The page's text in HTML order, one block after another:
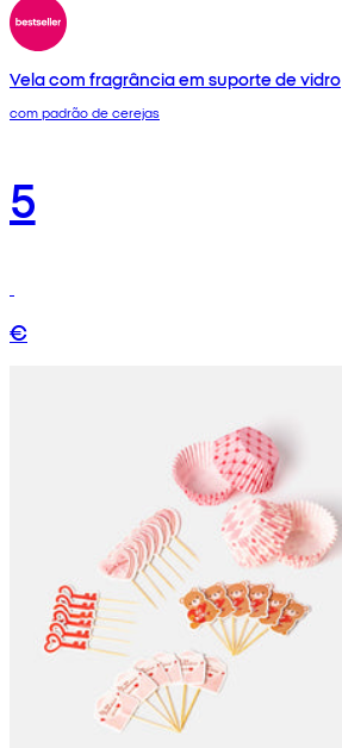
Vela com fragrância em suporte de vidro
com padrão de cerejas
5
€